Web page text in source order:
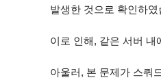
발생한 것으로 확인하였
이로 인해, 같은 서버
아울러, 본 문제가 스쿼